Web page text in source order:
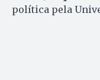
política pela